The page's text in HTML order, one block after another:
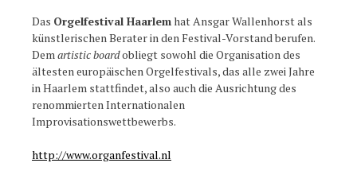
Das Orgelfestival Haarlemhat Ansgar Wallenhorst als
künstlerischen Berater in den Festival-Vorstand berufen.
Demartistic boardobliegt sowohl die Organisation des
ältesten europäischen Orgelfestivals, das alle zwei Jahre
in Haarlem stattfindet, also auch die Ausrichtung des
renommierten Internationalen
Improvisationswettbewerbs.
http://www.organfestival.nl